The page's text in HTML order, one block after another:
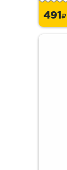
491